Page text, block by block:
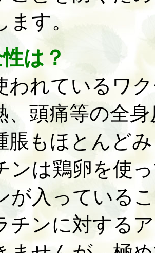
ます。
は？
れているワク
、頭痛等の全
脹もほとんど
ンは鶏卵を使
が入っている
チンに対する